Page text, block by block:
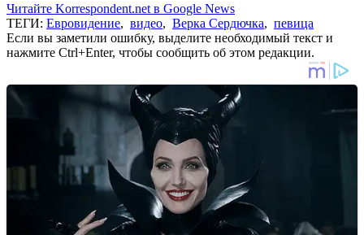
Читайте Korrespondent.net в Google News
ТЕГИ: Евровидение, видео, Верка Сердючка, певица
Если вы заметили ошибку, выделите необходимый текст и
нажмите Ctrl+Enter, чтобы сообщить об этом редакции.